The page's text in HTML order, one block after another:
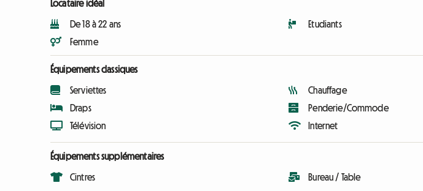
Locataire idéal
De 18 à 22 ans
Femme
Etudiants
Équipements classiques
Serviettes
Draps
Télévision
Chauffage
Penderie/Commode
Internet
Équipements supplémentaires
Cintres Bureau / Table